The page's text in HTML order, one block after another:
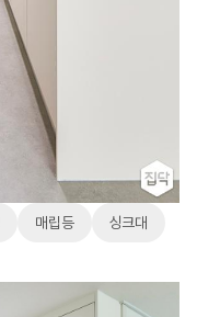
매립등 싱크대